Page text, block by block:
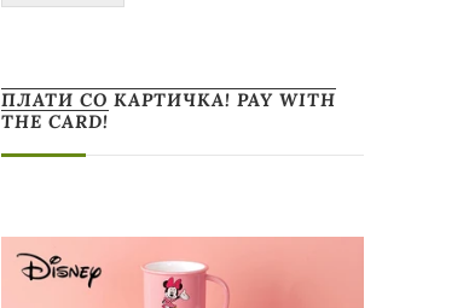
ПЛАТИ СО КАРТИЧКА! PAY WITH
THE CARD!